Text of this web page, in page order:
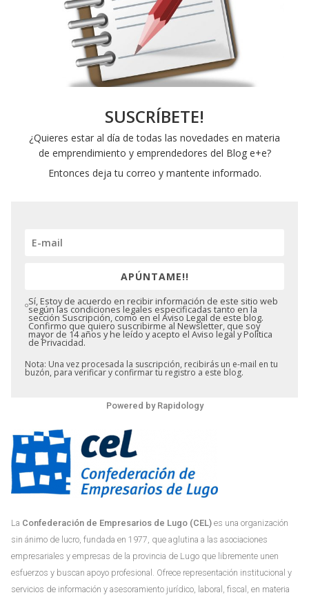
SUSCRÍBETE!
¿Quieres estar al día de todas las novedades en materia
de emprendimiento y emprendedores del Blog e+e?
Entonces deja tu correo y mantente informado.
APÚNTAME!!
Sí, Estoy de acuerdo en recibir información de este sitio web
según las condiciones legales especificadas tanto en la
sección Suscripción, como en el Aviso Legal de este blog.
Confirmo que quiero suscribirme al Newsletter, que soy
mayor de 14 años y he leído y acepto el Aviso legal y Política
de Privacidad.
Nota: Una vez procesada la suscripción, recibirás un e-mail en tu
buzón, para verificar y confirmar tu registro a este blog.
Powered by Rapidology
La Confederación de Empresarios de Lugo (CEL) es una organización
sin ánimo de lucro, fundada en 1977, que aglutina a las asociaciones
empresariales y empresas de la provincia de Lugo que libremente unen
esfuerzos y buscan apoyo profesional. Ofrece representación institucional y
servicios de información y asesoramiento jurídico, laboral, fiscal, en materia